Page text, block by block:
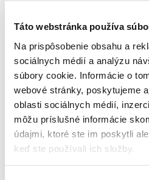
Táto webstránka používa
Na prispôsobenie obsahu a
sociálnych médií a analýzu
súbory cookie. Informácie o
webové stránky, poskytujeme
oblasti sociálnych médií,
môžu príslušné informácie
údajmi, ktoré ste im poskytli
keď ste používali ich služby.
mali možn...